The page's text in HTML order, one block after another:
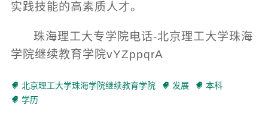
实践技能的高素质人才。
珠海理工大专学院电话-北京理工大学珠海
学院继续教育学院vYZppqrA
北京理工大学珠海学院继续教育学院 发展
本科
学历